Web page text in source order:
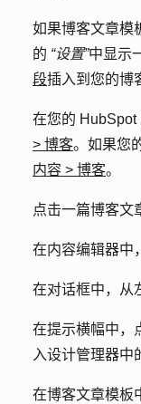
如果博客文章模
的 “设置”中显示
段插入到您的博
在您的 HubSpot
> 博客。如果您
内容 > 博客。
点击一篇博客文
在内容编辑器中
在对话框中，从
在提示横幅中，
入设计管理器中
在博客文章模板